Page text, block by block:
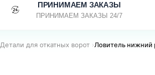
ПРИНИМАЕМ ЗАКАЗЫ
ПРИНИМАЕМ ЗАКАЗЫ 24/7
Детали для откатных ворот ›Ловитель нижний